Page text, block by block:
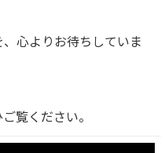
心よりお待ちしていま
覧ください。